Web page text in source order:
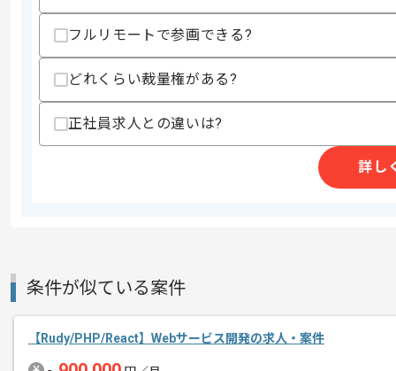
・スクラムorアジャイル開発経験
・生成AIを使った開発経験
歓迎スキル
・SwiftやKotlinでのモバイルアプリ開発
上記に似た経験やスキルをお持ちであれば
支払いサイト
フルリモートで参画できる?
どれくらい裁量権がある?
正社員求人との違いは?
詳し
条件が似ている案件
【Rudy/PHP/React】Webサービス開発の求人・案件